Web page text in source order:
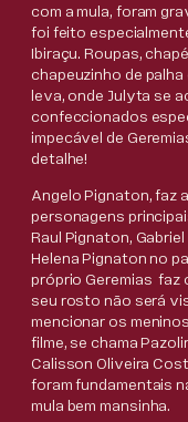
com a mula, foram
foi feito
Ibiraçu. Roupas,
chapeuzinho de
leva, onde Julyta se
confeccionados
impecável de
detalhe!
Angelo Pignaton, faz
personagens
Raul Pignaton,
Helena Pignaton no
próprio Geremias faz
seu rosto não será
mencionar os
filme, se chama
Calisson Oliveira
foram fundamentais
mula bem mansinha.